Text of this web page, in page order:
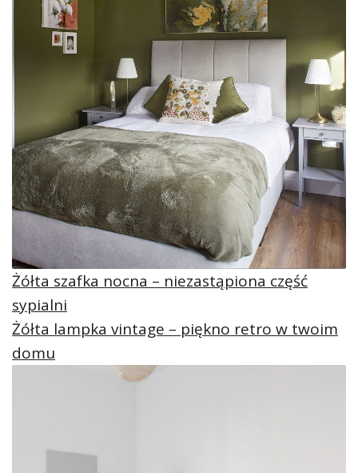
Żółta szafka nocna – niezastąpiona część
sypialni
Żółta lampka vintage – piękno retro w twoim
domu